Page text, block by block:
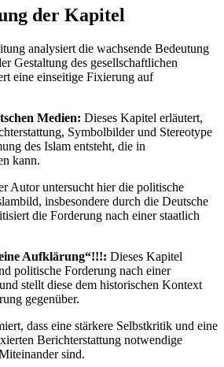
der Kapitel
analysiert die wachsende Bedeutung
Gestaltung des gesellschaftlichen
eine einseitige Fixierung auf
Medien: Dieses Kapitel erläutert,
Symbolbilder und Stereotype
des Islam entsteht, die in
kann.
Autor untersucht hier die politische
insbesondere durch die Deutsche
die Forderung nach einer staatlich
Aufklärung“!!!: Dieses Kapitel
politische Forderung nach einer
stellt diese dem historischen Kontext
gegenüber.
dass eine stärkere Selbstkritik und eine
Berichterstattung notwendige
sind.